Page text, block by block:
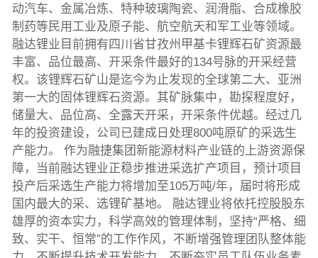
动汽车、金属冶炼、特种玻璃陶瓷、润滑脂、合成橡胶
制药等民用工业及原子能、航空航天和军工业等领域。
融达锂业目前拥有四川省甘孜州甲基卡锂辉石矿资源最
丰富、品位最高、开采条件最好的134号脉的开采经营
权。该锂辉石矿山是迄今为止发现的全球第二大、亚洲
第一大的固体锂辉石资源。其矿脉集中，勘探程度好，
储量大、品位高、全露天开采，开采条件优越。经过几
年的投资建设，公司已建成日处理800吨原矿的采选生
产能力。 作为融捷集团新能源材料产业链的上游资源保
障，当前融达锂业正稳步推进采选扩产项目，预计项目
投产后采选生产能力将增加至105万吨/年，届时将形成
国内最大的采、选锂矿基地。 融达锂业将依托控股股东
雄厚的资本实力，科学高效的管理体制，坚持“严格、细
致、实干、恒常”的工作作风，不断增强管理团队整体能